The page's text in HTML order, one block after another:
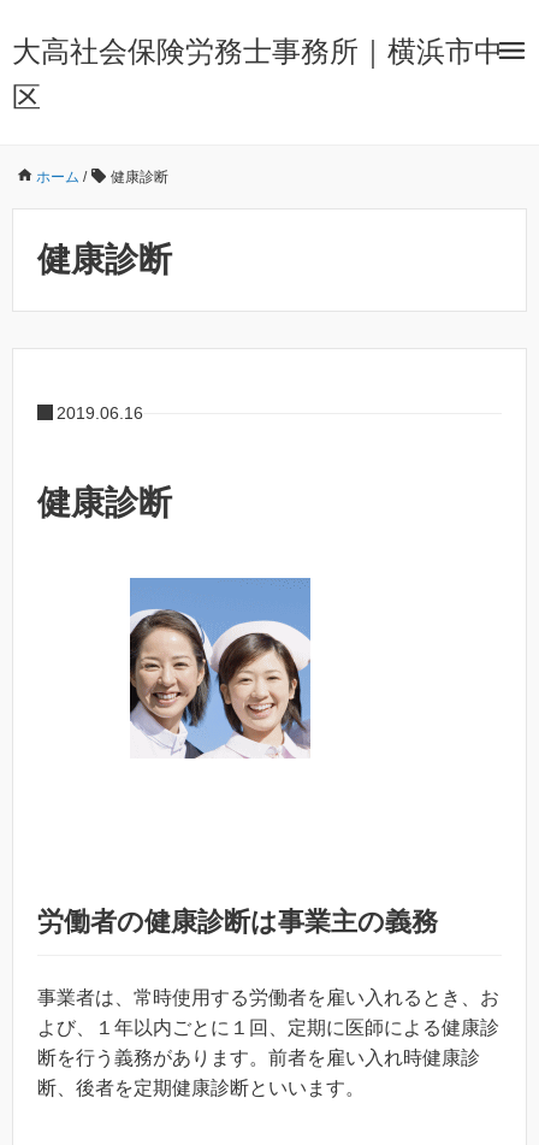
大高社会保険労務士事務所｜横浜市中
区
ホーム / 健康診断
健康診断
2019.06.16
健康診断
労働者の健康診断は事業主の義務
事業者は、常時使用する労働者を雇い入れるとき、お
よび、１年以内ごとに１回、定期に医師による健康診
断を行う義務があります。前者を雇い入れ時健康診
断、後者を定期健康診断といいます。